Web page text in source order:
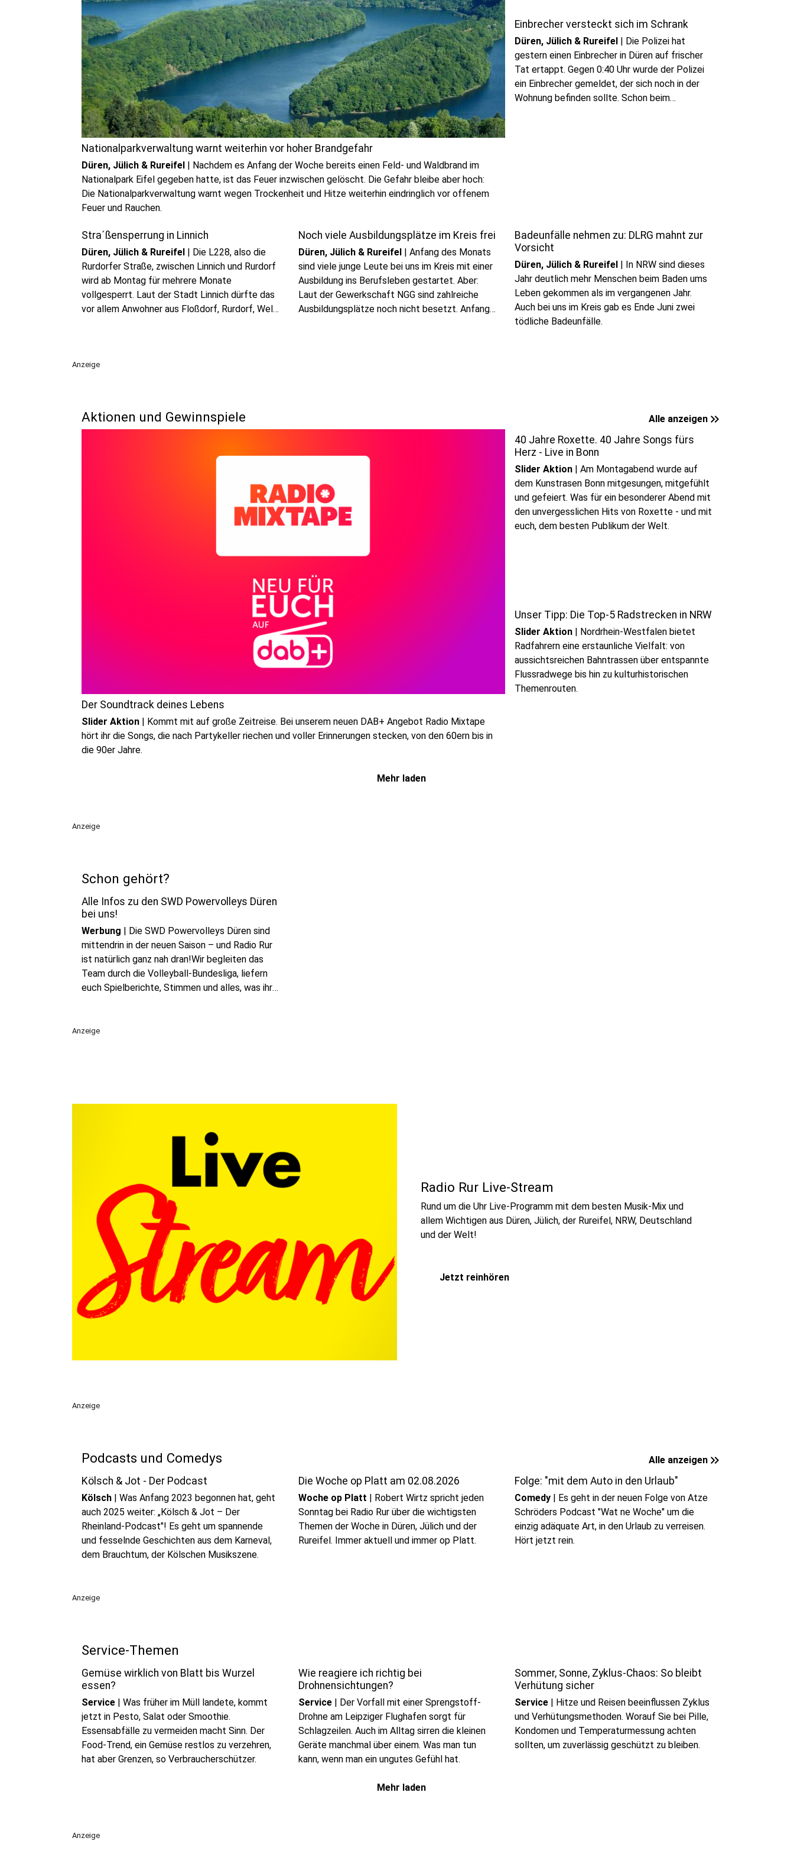
Nationalparkverwaltung warnt weiterhin vor hoher Brandgefahr
Düren, Jülich & Rureifel | Nachdem es Anfang der Woche bereits einen Feld- und Waldbrand im
Nationalpark Eifel gegeben hatte, ist das Feuer inzwischen gelöscht. Die Gefahr bleibe aber hoch:
Die Nationalparkverwaltung warnt wegen Trockenheit und Hitze weiterhin eindringlich vor offenem
Feuer und Rauchen.
Einbrecher versteckt sich im Schrank
Düren, Jülich & Rureifel | Die Polizei hat
gestern einen Einbrecher in Düren auf frischer
Tat ertappt. Gegen 0:40 Uhr wurde der Polizei
ein Einbrecher gemeldet, der sich noch in der
Wohnung befinden sollte. Schon beim
Stra´ßensperrung in Linnich
Düren, Jülich & Rureifel | Die L228, also die
Rurdorfer Straße, zwischen Linnich und Rurdorf
wird ab Montag für mehrere Monate
vollgesperrt. Laut der Stadt Linnich dürfte das
vor allem Anwohner aus Floßdorf, Rurdorf, Welz
Noch viele Ausbildungsplätze im Kreis frei
Düren, Jülich & Rureifel| Anfang des Monats
sind viele junge Leute bei uns im Kreis mit einer
Ausbildung ins Berufsleben gestartet. Aber:
Laut der Gewerkschaft NGG sind zahlreiche
Ausbildungsplätze noch nicht besetzt. Anfang
Badeunfälle nehmen zu: DLRG mahnt zur
Vorsicht
Düren, Jülich & Rureifel | In NRW sind dieses
Jahr deutlich mehr Menschen beim Baden ums
Leben gekommen als im vergangenen Jahr.
Auch bei uns im Kreis gab es Ende Juni zwei
tödliche Badeunfälle.
Anzeige
Aktionen und Gewinnspiele Alle anzeigen keyboard_double_arrow_right
Der Soundtrack deines Lebens
Slider Aktion | Kommt mit auf große Zeitreise. Bei unserem neuen DAB+ Angebot Radio Mixtape
hört ihr die Songs, die nach Partykeller riechen und voller Erinnerungen stecken, von den 60ern bis in
die 90er Jahre.
40 Jahre Roxette. 40 Jahre Songs fürs
Herz - Live in Bonn
Slider Aktion |Am Montagabend wurde auf
dem Kunstrasen Bonn mitgesungen, mitgefühlt
und gefeiert. Was für ein besonderer Abend mit
den unvergesslichen Hits von Roxette - und mit
euch, dem besten Publikum der Welt.
Unser Tipp: Die Top-5 Radstrecken in NRW
Slider Aktion | Nordrhein-Westfalen bietet
Radfahrern eine erstaunliche Vielfalt: von
aussichtsreichen Bahntrassen über entspannte
Flussradwege bis hin zu kulturhistorischen
Themenrouten.
Mehr laden
Anzeige
Schon gehört?
Alle Infos zu den SWD Powervolleys Düren
bei uns!
Werbung | Die SWD Powervolleys Düren sind
mittendrin in der neuen Saison – und Radio Rur
ist natürlich ganz nah dran!Wir begleiten das
Team durch die Volleyball-Bundesliga, liefern
euch Spielberichte, Stimmen und alles, was ihr
Anzeige
Radio Rur Live-Stream
Rund um die Uhr Live-Programm mit dem besten Musik-Mix und
allem Wichtigen aus Düren, Jülich, der Rureifel, NRW, Deutschland
und der Welt!
Jetzt reinhören
Anzeige
Podcasts und Comedys Alle anzeigen keyboard_double_arrow_right
Kölsch & Jot - Der Podcast
Kölsch | Was Anfang 2023 begonnen hat, geht
auch 2025 weiter: „Kölsch & Jot – Der
Rheinland-Podcast"! Es geht um spannende
und fesselnde Geschichten aus dem Karneval,
dem Brauchtum, der Kölschen Musikszene.
Die Woche op Platt am 02.08.2026
Woche op Platt | Robert Wirtz spricht jeden
Sonntag bei Radio Rur über die wichtigsten
Themen der Woche in Düren, Jülich und der
Rureifel. Immer aktuell und immer op Platt.
play_circleAudio anhören
Folge: "mit dem Auto in den Urlaub"
Comedy | Es geht in der neuen Folge von Atze
Schröders Podcast "Wat ne Woche" um die
einzig adäquate Art, in den Urlaub zu verreisen.
Hört jetzt rein.
Anzeige
Service-Themen
Gemüse wirklich von Blatt bis Wurzel
essen?
Service | Was früher im Müll landete, kommt
jetzt in Pesto, Salat oder Smoothie.
Essensabfälle zu vermeiden macht Sinn. Der
Food-Trend, ein Gemüse restlos zu verzehren,
hat aber Grenzen, so Verbraucherschützer.
Wie reagiere ich richtig bei
Drohnensichtungen?
Service| Der Vorfall mit einer Sprengstoff-
Drohne am Leipziger Flughafen sorgt für
Schlagzeilen. Auch im Alltag sirren die kleinen
Geräte manchmal über einem. Was man tun
kann, wenn man ein ungutes Gefühl hat.
Sommer, Sonne, Zyklus-Chaos: So bleibt
Verhütung sicher
Service | Hitze und Reisen beeinflussen Zyklus
und Verhütungsmethoden. Worauf Sie bei Pille,
Kondomen und Temperaturmessung achten
sollten, um zuverlässig geschützt zu bleiben.
Mehr laden
Anzeige